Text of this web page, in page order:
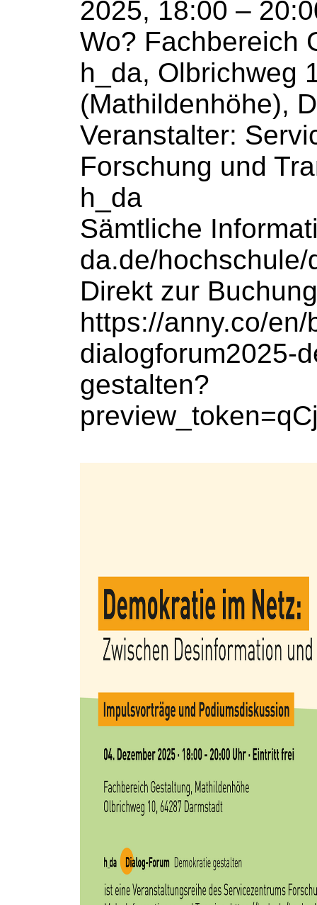
2025, 18:00 –
Wo? Fachbereich
h_da, Olbrichweg
(Mathildenhöhe),
Veranstalter:
Forschung und
h_da
Sämtliche
da.de/
Direkt zur
https://anny.co/
dialogforum2025-
gestalten?